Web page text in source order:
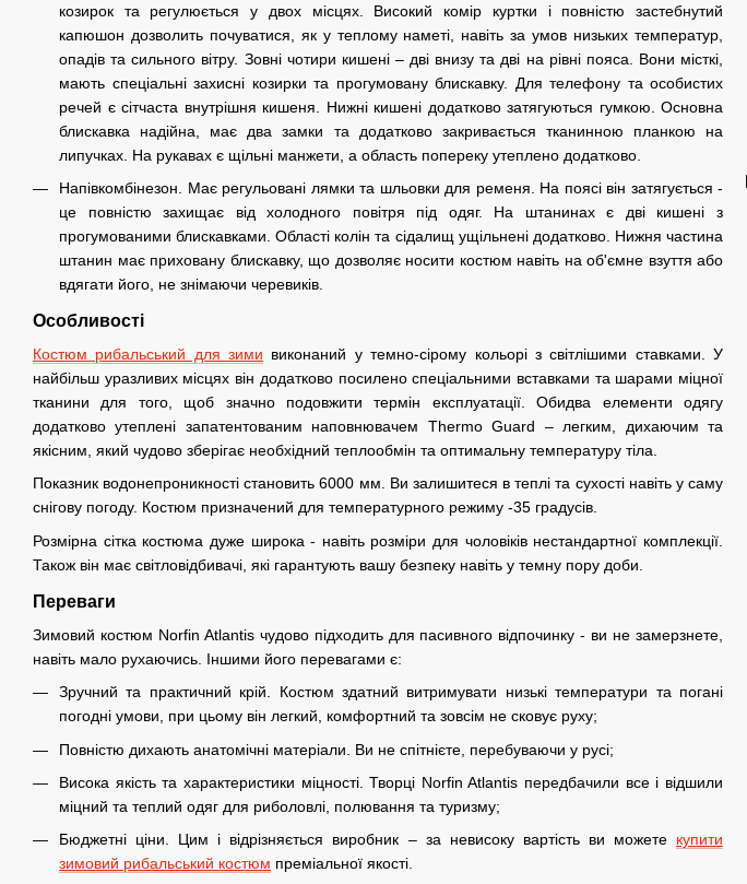
козирок та регулюється у двох місцях. Високий комір куртки і повністю застебнутий
капюшон дозволить почуватися, як у теплому наметі, навіть за умов низьких температур,
опадів та сильного вітру. Зовні чотири кишені – дві внизу та дві на рівні пояса. Вони місткі,
мають спеціальні захисні козирки та прогумовану блискавку. Для телефону та особистих
речей є сітчаста внутрішня кишеня. Нижні кишені додатково затягуються гумкою. Основна
блискавка надійна, має два замки та додатково закривається тканинною планкою на
липучках. На рукавах є щільні манжети, а область попереку утеплено додатково.
Напівкомбінезон. Має регульовані лямки та шльовки для ременя. На поясі він затягується -
це повністю захищає від холодного повітря під одяг. На штанинах є дві кишені з
прогумованими блискавками. Області колін та сідалищ ущільнені додатково. Нижня частина
штанин має приховану блискавку, що дозволяє носити костюм навіть на об'ємне взуття або
вдягати його, не знімаючи черевиків.
Особливості
Костюм рибальський для зими виконаний у темно-сірому кольорі з світлішими ставками. У
найбільш уразливих місцях він додатково посилено спеціальними вставками та шарами міцної
тканини для того, щоб значно подовжити термін експлуатації. Обидва елементи одягу
додатково утеплені запатентованим наповнювачем Thermo Guard – легким, дихаючим та
якісним, який чудово зберігає необхідний теплообмін та оптимальну температуру тіла.
Показник водонепроникності становить 6000 мм. Ви залишитеся в теплі та сухості навіть у саму
снігову погоду. Костюм призначений для температурного режиму -35 градусів.
Розмірна сітка костюма дуже широка - навіть розміри для чоловіків нестандартної комплекції.
Також він має світловідбивачі, які гарантують вашу безпеку навіть у темну пору доби.
Переваги
Зимовий костюм Norfin Atlantis чудово підходить для пасивного відпочинку - ви не замерзнете,
навіть мало рухаючись. Іншими його перевагами є:
Зручний та практичний крій. Костюм здатний витримувати низькі температури та погані
погодні умови, при цьому він легкий, комфортний та зовсім не сковує руху;
Повністю дихають анатомічні матеріали. Ви не спітнієте, перебуваючи у русі;
Висока якість та характеристики міцності. Творці Norfin Atlantis передбачили все і відшили
міцний та теплий одяг для риболовлі, полювання та туризму;
Бюджетні ціни. Цим і відрізняється виробник – за невисоку вартість ви можете купити
зимовий рибальський костюм преміальної якості.